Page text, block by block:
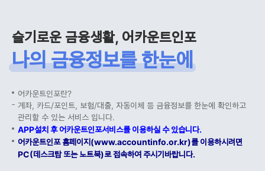
슬기로운 금융생활, 어카운트인포
나의 금융정보를 한눈에
어카운트인포란?
계좌, 카드/포인트, 보험/대출, 자동이체 등 금융정보를 한눈에 확인하고
관리할 수 있는 서비스 입니다.
APP설치 후 어카운트인포서비스를 이용하실 수 있습니다.
어카운트인포 홈페이지(www.accountinfo.or.kr)를 이용하시려면
PC(데스크탑 또는 노트북)로 접속하여 주시기바랍니다.